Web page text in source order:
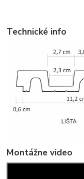
Technické info
Montážne video